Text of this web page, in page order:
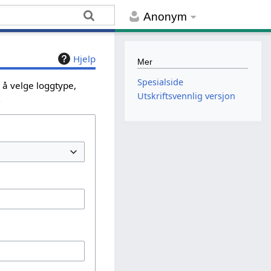
Anonym
Hjelp
velge loggtype,
Mer
Spesialside
Utskriftsvennlig versjon